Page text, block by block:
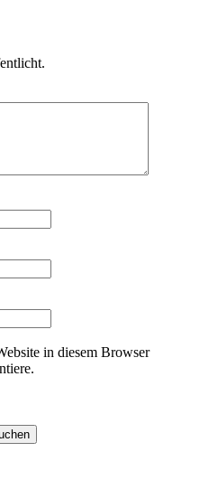
in diesem Browser